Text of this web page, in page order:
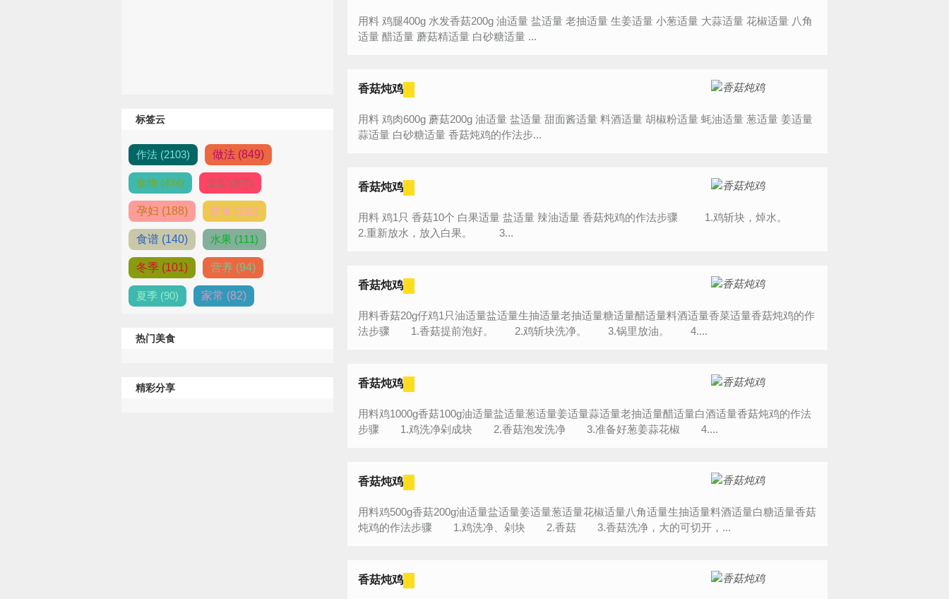
标签云
作法 (2103) 做法 (849)
食物 (434) 宝宝 (207)
孕妇 (188) 饮食 (182)
食谱 (140) 水果 (111)
冬季 (101) 营养 (94)
夏季 (90) 家常 (82)
热门美食
精彩分享
用料 鸡腿400g 水发香菇200g 油适量 盐适量 老抽适量 生姜适量 小葱适量 大蒜适量 花椒适量 八角
适量 醋适量 蘑菇精适量 白砂糖适量 ...
香菇炖鸡
用料 鸡肉600g 蘑菇200g 油适量 盐适量 甜面酱适量 料酒适量 胡椒粉适量 蚝油适量 葱适量 姜适量
蒜适量 白砂糖适量 香菇炖鸡的作法步...
香菇炖鸡
用料 鸡1只 香菇10个 白果适量 盐适量 辣油适量 香菇炖鸡的作法步骤 1.鸡斩块，焯水。
2.重新放水，放入白果。 3...
香菇炖鸡
用料香菇20g仔鸡1只油适量盐适量生抽适量老抽适量糖适量醋适量料酒适量香菜适量香菇炖鸡的作
法步骤 1.香菇提前泡好。 2.鸡斩块洗净。 3.锅里放油。 4....
香菇炖鸡
用料鸡1000g香菇100g油适量盐适量葱适量姜适量蒜适量老抽适量醋适量白酒适量香菇炖鸡的作法
步骤 1.鸡洗净剁成块 2.香菇泡发洗净 3.准备好葱姜蒜花椒 4....
香菇炖鸡
用料鸡500g香菇200g油适量盐适量姜适量葱适量花椒适量八角适量生抽适量料酒适量白糖适量香菇
炖鸡的作法步骤 1.鸡洗净、剁块 2.香菇 3.香菇洗净，大的可切开，...
香菇炖鸡